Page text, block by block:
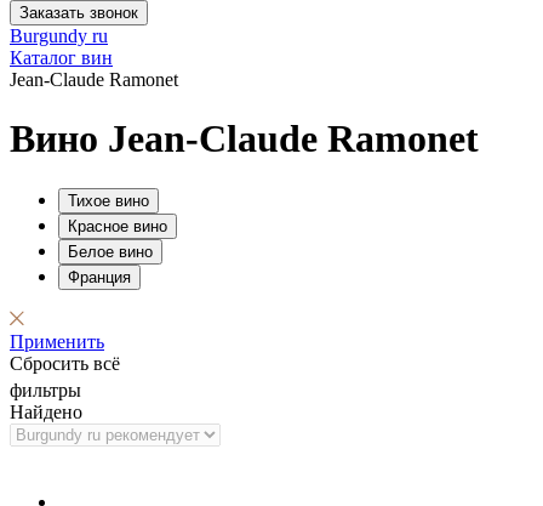
Заказать звонок
Burgundy ru
Каталог вин
Jean-Claude Ramonet
Вино Jean-Claude Ramonet
Тихое вино
Красное вино
Белое вино
Франция
Применить
Сбросить всё
фильтры
Найдено